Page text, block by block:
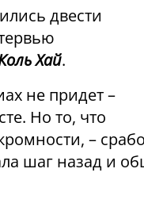
двести
Хай.
не придет –
Но то, что
–
шаг назад и